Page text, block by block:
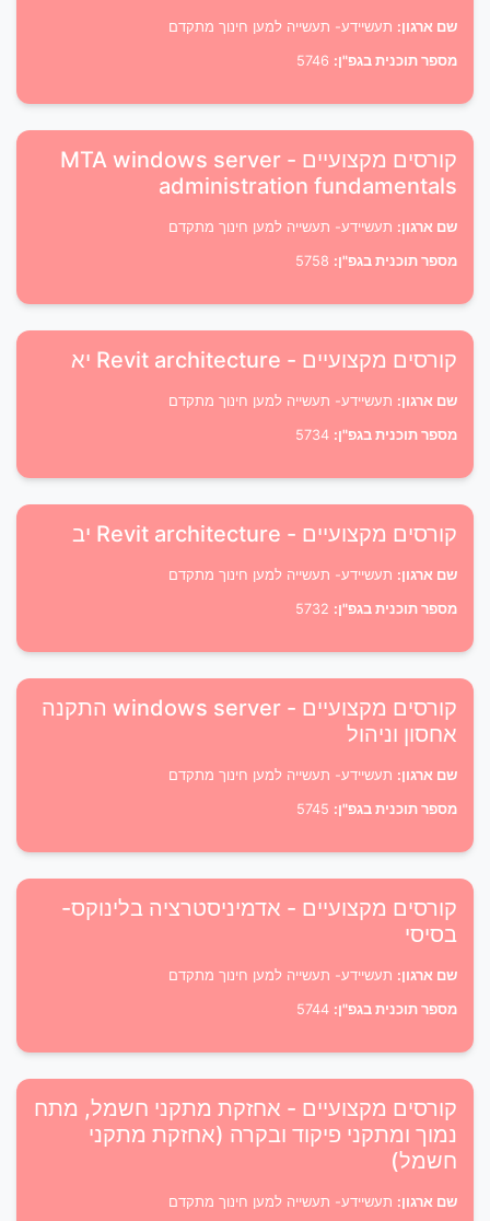
שם ארגון: תעשיידע- תעשייה למען חינוך מתקדם
מספר תוכנית בגפ"ן:
קורסים מקצועיים - MTA windows server
administration fundamentals
שם ארגון: תעשיידע- תעשייה למען חינוך מתקדם
מספר תוכנית בגפ"ן:
קורסים מקצועיים - Revit architecture יא
שם ארגון: תעשיידע- תעשייה למען חינוך מתקדם
מספר תוכנית בגפ"ן:
קורסים מקצועיים - Revit architecture יב
שם ארגון: תעשיידע- תעשייה למען חינוך מתקדם
מספר תוכנית בגפ"ן:
קורסים מקצועיים - windows server התקנה
אחסון וניהול
שם ארגון: תעשיידע- תעשייה למען חינוך מתקדם
מספר תוכנית בגפ"ן:
קורסים מקצועיים - אדמיניסטרציה בלינוקס-
בסיסי
שם ארגון: תעשיידע- תעשייה למען חינוך מתקדם
מספר תוכנית בגפ"ן:
קורסים מקצועיים - אחזקת מתקני חשמל, מתח
נמוך ומתקני פיקוד ובקרה (אחזקת מתקני
חשמל)
שם ארגון: תעשיידע- תעשייה למען חינוך מתקדם